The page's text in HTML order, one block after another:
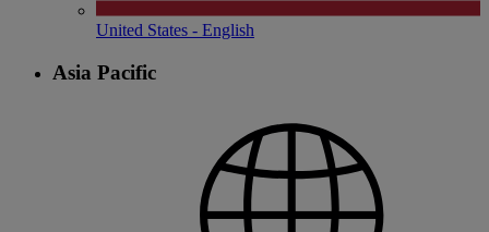
United States - English
Asia Pacific